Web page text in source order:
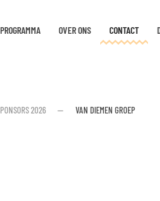
PROGRAMMA OVER ONS CONTACT
2026 VAN DIEMEN GROEP